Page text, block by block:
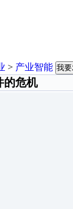
> 产业智能 我
的危机